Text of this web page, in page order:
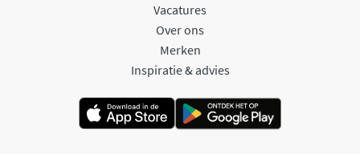
Vacatures
Over ons
Merken
Inspiratie & advies